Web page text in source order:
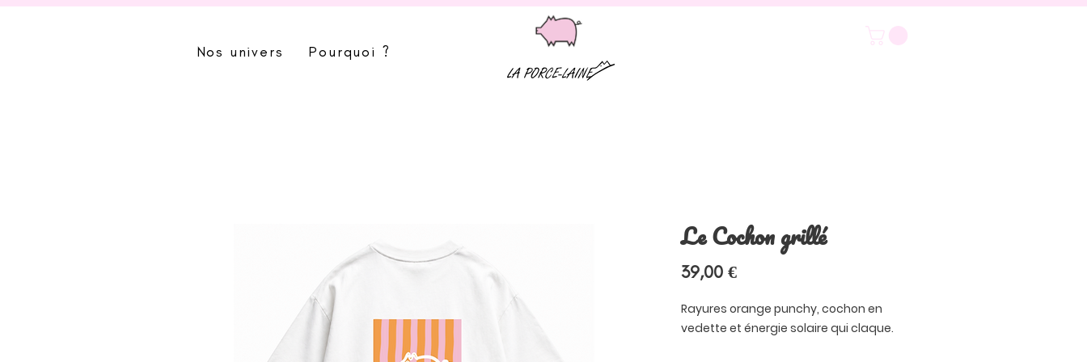
Nos univers Pourquoi ?
Le Cochon grillé
39,00 €Prix
Rayures orange punchy, cochon en
vedette et énergie solaire qui claque.